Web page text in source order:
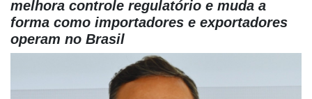
melhora controle regulatório e muda a
forma como importadores e exportadores
operam no Brasil